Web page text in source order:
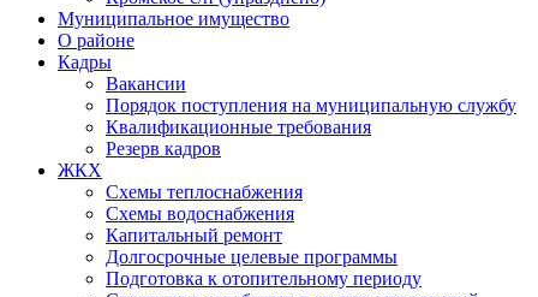
Муниципальное имущество
О районе
Кадры
Вакансии
Порядок поступления на муниципальную службу
Квалификационные требования
Резерв кадров
ЖКХ
Схемы теплоснабжения
Схемы водоснабжения
Капитальный ремонт
Долгосрочные целевые программы
Подготовка к отопительному периоду